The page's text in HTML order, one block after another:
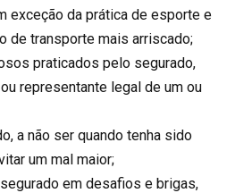
exceção da prática de esporte e
de transporte mais arriscado;
praticados pelo segurado,
representante legal de um ou
a não ser quando tenha sido
um mal maior;
em desafios e brigas,